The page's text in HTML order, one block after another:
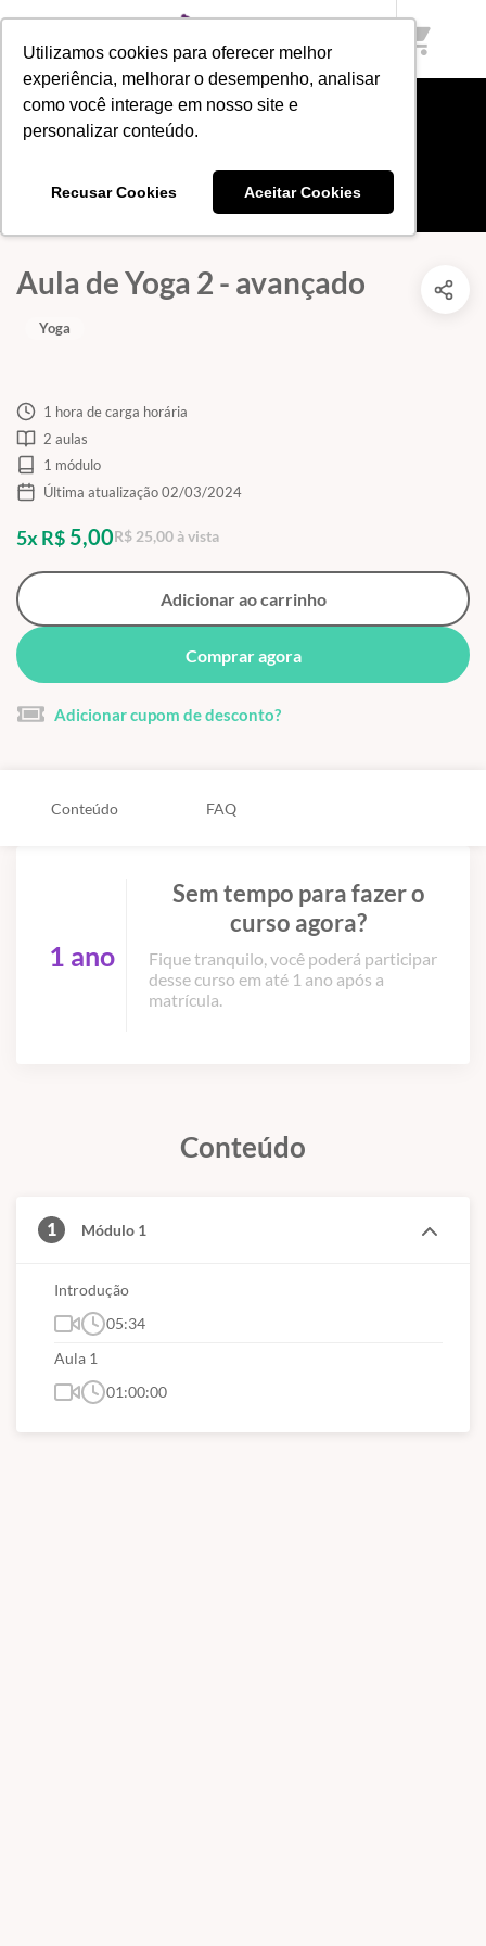
Utilizamos cookies para oferecer melhor
experiência, melhorar o desempenho, analisar
como você interage em nosso site e
personalizar conteúdo.
Recusar Cookies Aceitar Cookies
shopping_cart
Aula de Yoga 2 - avançado
Yoga
1 hora de carga horária
2 aulas
1 módulo
Última atualização 02/03/2024
5x R$ 5,00R$ 25,00 à vista
Adicionar ao carrinho
Comprar agora
Adicionar cupom de desconto?
Conteúdo FAQ
1 ano
Sem tempo para fazer o
curso agora?
Fique tranquilo, você poderá participar
desse curso em até 1 ano após a
matrícula.
Conteúdo
1 Módulo 1
Introdução
05:34
Aula 1
01:00:00